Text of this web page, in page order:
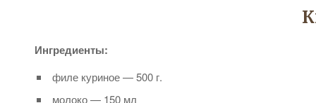
Ингредиенты:
филе куриное — 500 г.
молоко — 150 мл